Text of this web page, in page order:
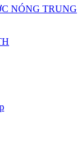
NÓNG TRUNG